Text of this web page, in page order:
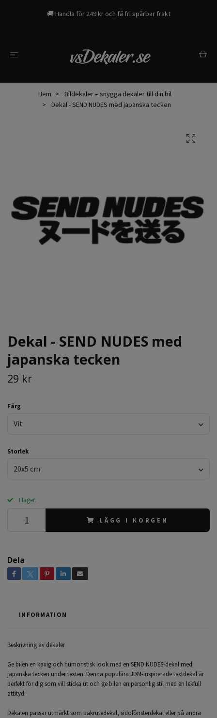
🚚 Handla för 249 kr och få fri spårbar frakt
Hem
Bildekaler – snygga dekaler till din bil
Dekal - SEND NUDES med japanska tecken
Dekal - SEND NUDES med
japanska tecken
29 kr
Färg
Vit
Storlek
20x5 cm
I lager.
LÄGG I KORGEN
Dela
INFORMATION
Beskrivning av dekaler
Ge bilen en kaxig och humoristisk look med en SEND NUDES-dekal med
japanska tecken under texten. Denna populära JDM-inspirerade textdekal är
perfekt för dig som vill sticka ut och ge bilen en personlig stil med en lekfull
attityd.
Dekalen passar utmärkt som bakrutedekal, sidofönsterdekal eller på andra